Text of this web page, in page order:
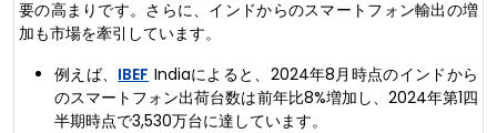
要の高まりです。さらに、インドからのスマートフォン輸出の増
加も市場を牽引しています。
例えば、 IBEF Indiaによると、2024年8月時点のインドから
のスマートフォン出荷台数は前年比8%増加し、2024年第1四
半期時点で3,530万台に達しています。